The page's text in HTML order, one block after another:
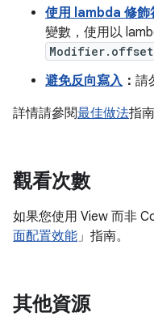
使用 lambda 修飾
變數，使用以
避免反向寫入 ： 請
詳情請參閱最佳做法指南
觀看次數
如果您使用 View 而非
面配置效能 」指南。
其他資源